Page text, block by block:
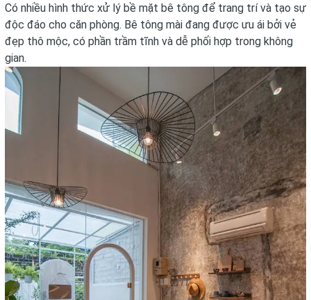
Có nhiều hình thức xử lý bề mặt bê tông để trang trí và tạo sự
độc đáo cho căn phòng. Bê tông mài đang được ưu ái bởi vẻ
đẹp thô mộc, có phần trầm tĩnh và dễ phối hợp trong không
gian.